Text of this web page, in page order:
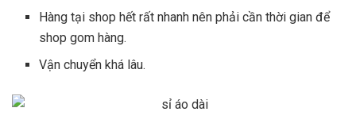
Hàng tại shop hết rất nhanh nên phải cần thời gian để
shop gom hàng.
Vận chuyển khá lâu.